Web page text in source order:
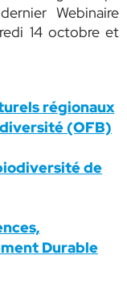
Webinaire
14 octobre et
régionaux
(OFB)
de
Durable